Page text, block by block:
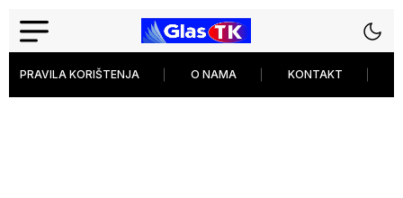
PRAVILA KORIŠTENJA O NAMA KONTAKT